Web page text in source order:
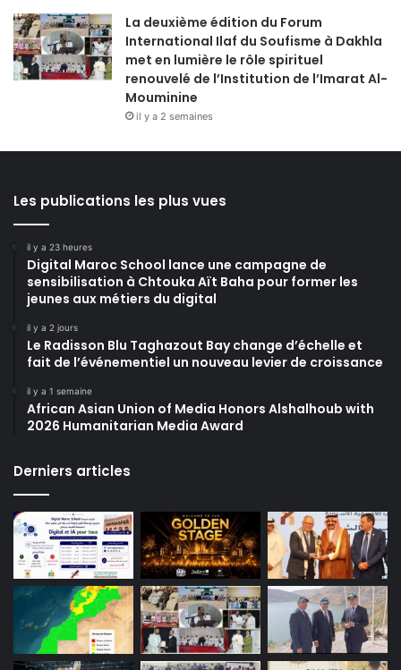
La deuxième édition du Forum
International Ilaf du Soufisme à Dakhla
met en lumière le rôle spirituel
renouvelé de l’Institution de l’Imarat Al-
Mouminine
il y a 2 semaines
Les publications les plus vues
il y a 23 heures
Digital Maroc School lance une campagne de
sensibilisation à Chtouka Aït Baha pour former les
jeunes aux métiers du digital
il y a 2 jours
Le Radisson Blu Taghazout Bay change d’échelle et
fait de l’événementiel un nouveau levier de croissance
il y a 1 semaine
African Asian Union of Media Honors Alshalhoub with
2026 Humanitarian Media Award
Derniers articles